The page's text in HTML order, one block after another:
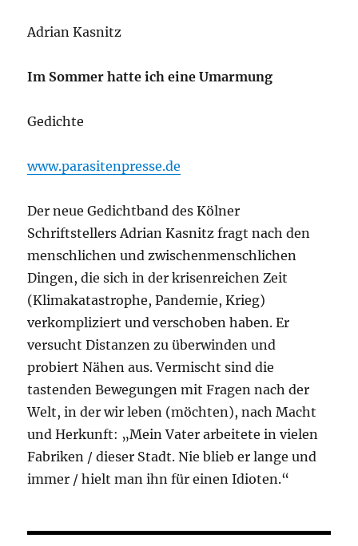
Adrian Kasnitz
Im Sommer hatte ich eine Umarmung
Gedichte
www.parasitenpresse.de
Der neue Gedichtband des Kölner
Schriftstellers Adrian Kasnitz fragt nach den
menschlichen und zwischenmenschlichen
Dingen, die sich in der krisenreichen Zeit
(Klimakatastrophe, Pandemie, Krieg)
verkompliziert und verschoben haben. Er
versucht Distanzen zu überwinden und
probiert Nähen aus. Vermischt sind die
tastenden Bewegungen mit Fragen nach der
Welt, in der wir leben (möchten), nach Macht
und Herkunft: „Mein Vater arbeitete in vielen
Fabriken / dieser Stadt. Nie blieb er lange und
immer / hielt man ihn für einen Idioten.“